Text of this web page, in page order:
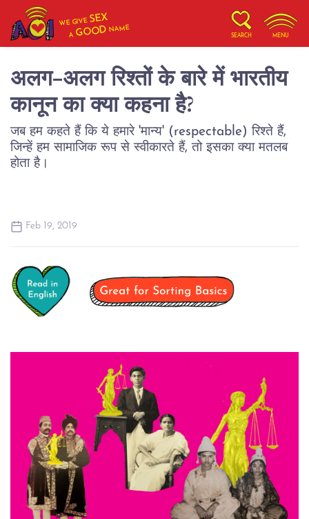
WE GIVESEX
AGOOD NAME
SEARCH MENU
अलग-अलग रिश्तों के बारे में भारतीय
कानून का क्या कहना है?
जब हम कहते हैं कि ये हमारे 'मान्य' (respectable) रिश्ते हैं,
जिन्हें हम सामाजिक रूप से स्वीकारते हैं, तो इसका क्या मतलब
होता है।
Feb 19, 2019